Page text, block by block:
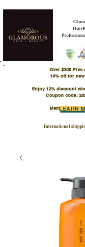
Over $300
​10% off for
Enjoy 12% discount
Coupon code:
Member Points
International